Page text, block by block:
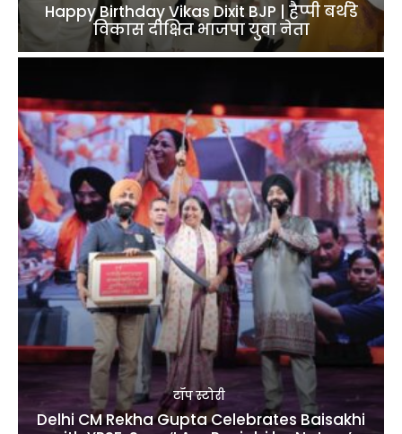
Happy Birthday Vikas Dixit BJP | हैप्पी बर्थडे
विकास दीक्षित भाजपा युवा नेता
टॉप स्टोरी
Delhi CM Rekha Gupta Celebrates Baisakhi